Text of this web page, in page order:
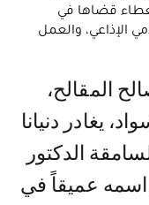
قضاها في
الإذاعي، والعمل
يغادر دنيانا
الدكتور
اسمه عميقاً في